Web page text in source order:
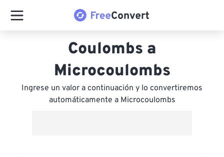
Coulombs a
Microcoulombs
Ingrese un valor a continuación y lo convertiremos
automáticamente a Microcoulombs